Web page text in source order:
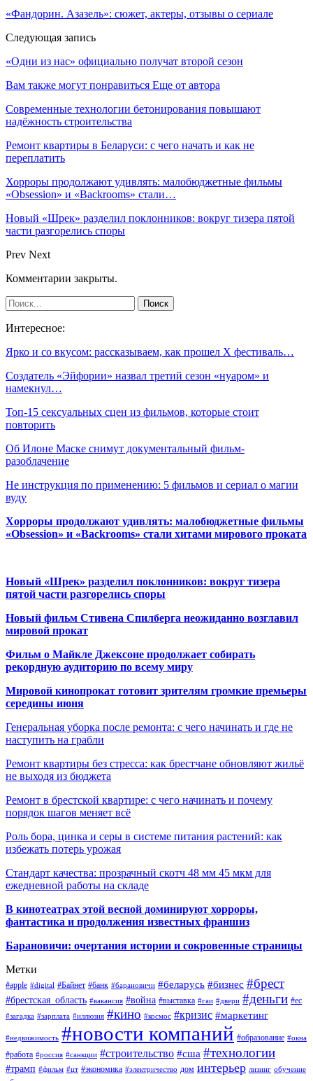
«Фандорин. Азазель»: сюжет, актеры, отзывы о сериале
Следующая запись
«Одни из нас» официально получат второй сезон
Вам также могут понравиться Еще от автора
Современные технологии бетонирования повышают
надёжность строительства
Ремонт квартиры в Беларуси: с чего начать и как не
переплатить
Хорроры продолжают удивлять: малобюджетные фильмы
«Obsession» и «Backrooms» стали…
Новый «Шрек» разделил поклонников: вокруг тизера пятой
части разгорелись споры
Prev Next
Комментарии закрыты.
Интересное:
Ярко и со вкусом: рассказываем, как прошел X фестиваль…
Создатель «Эйфории» назвал третий сезон «нуаром» и
намекнул…
Топ-15 сексуальных сцен из фильмов, которые стоит
повторить
Об Илоне Маске снимут документальный фильм-
разоблачение
Не инструкция по применению: 5 фильмов и сериал о магии
вуду
Хорроры продолжают удивлять: малобюджетные фильмы
«Obsession» и «Backrooms» стали хитами мирового проката
Новый «Шрек» разделил поклонников: вокруг тизера
пятой части разгорелись споры
Новый фильм Стивена Спилберга неожиданно возглавил
мировой прокат
Фильм о Майкле Джексоне продолжает собирать
рекордную аудиторию по всему миру
Мировой кинопрокат готовит зрителям громкие премьеры
середины июня
Генеральная уборка после ремонта: с чего начинать и где не
наступить на грабли
Ремонт квартиры без стресса: как брестчане обновляют жильё
не выходя из бюджета
Ремонт в брестской квартире: с чего начинать и почему
порядок шагов меняет всё
Роль бора, цинка и серы в системе питания растений: как
избежать потерь урожая
Стандарт качества: прозрачный скотч 48 мм 45 мкм для
ежедневной работы на складе
В кинотеатрах этой весной доминируют хорроры,
фантастика и продолжения известных франшиз
Барановичи: очертания истории и сокровенные страницы
Метки
#apple #digital #Байнет #банк #барановичи #беларусь #бизнес #брест
#брестская_область #вакансия #война #выставка #гаи #двери #деньги #ес
#загадка #зарплата #иллюзия #кино #космос #кризис #маркетинг
#недвижимость #новости компаний #образование #окна
#работа #россия #санкции #строительство #сша #технологии
#трамп #фильм #цт #экономика #электричество дом интерьер лизинг обучение